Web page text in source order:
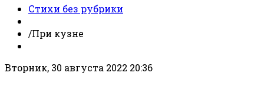
Стихи без рубрики
/При кузне
Вторник, 30 августа 2022 20:36